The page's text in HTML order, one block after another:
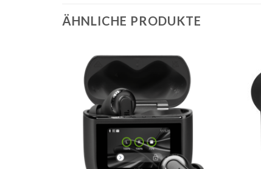
ÄHNLICHE PRODUKTE